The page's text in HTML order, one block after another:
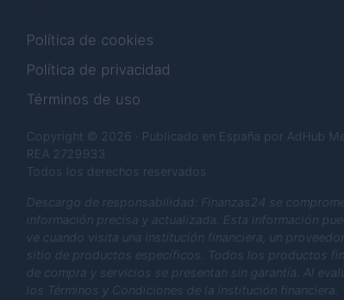
Política de cookies
Política de privacidad
Términos de uso
Copyright © 2026 · Publicado en España por AdHub
REA 2729933
Todos los derechos reservados
Descargo de responsabilidad: Finanzas24 se
información precisa y actualizada. Esta información
ve cuando visita una institución financiera, un
sitio de productos específicos. Todos los productos
de compra y servicios se presentan sin garantía. Al
los Términos y Condiciones de la institución financiera.